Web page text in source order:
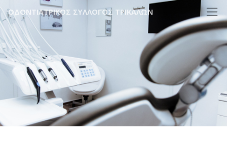
ΟΔΟΝΤΙΑΤΡΙΚΟΣ ΣΥΛΛΟΓΟΣ ΤΡΙΚΑΛΩΝ